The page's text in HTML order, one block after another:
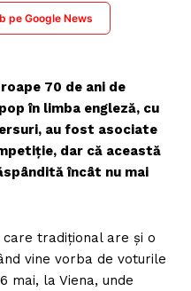
pe Google News
70 de ani de
în limba engleză, cu
au fost asociate
dar că această
încât nu mai
care tradițional are și o
vine vorba de voturile
mai, la Viena, unde